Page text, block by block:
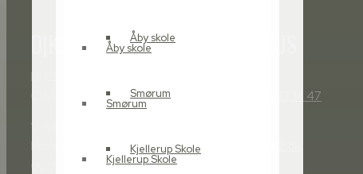
Åby skole
Smørum
Kjellerup Skole
Åby skole
Smørum
Kjellerup Skole
D|K2 Bygherrerådgivning
CVR: 27569714
Vi har kontorer i både Aarhus og
Hørsholm, men vi har faste kunder
og projekter i hele landet.
(+45) 86 13 14 47